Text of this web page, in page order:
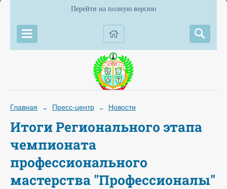
Перейти на полную версию
Главная → Пресс-центр → Новости
Итоги Регионального этапа
чемпионата
профессионального
мастерства "Профессионалы"